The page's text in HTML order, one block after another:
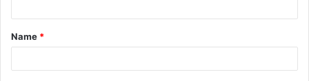
t
*
Name *